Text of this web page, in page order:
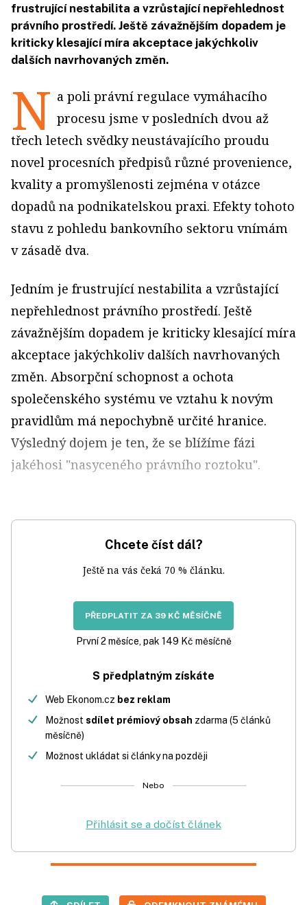
frustrující nestabilita a vzrůstající nepřehlednost
právního prostředí. Ještě závažnějším dopadem je
kriticky klesající míra akceptace jakýchkoliv
dalších navrhovaných změn.
N a poli právní regulace vymáhacího
procesu jsme v posledních dvou až
třech letech svědky neustávajícího proudu
novel procesních předpisů různé provenience,
kvality a promyšlenosti zejména v otázce
dopadů na podnikatelskou praxi. Efekty tohoto
stavu z pohledu bankovního sektoru vnímám
v zásadě dva.
Jedním je frustrující nestabilita a vzrůstající
nepřehlednost právního prostředí. Ještě
závažnějším dopadem je kriticky klesající míra
akceptace jakýchkoliv dalších navrhovaných
změn. Absorpční schopnost a ochota
společenského systému ve vztahu k novým
pravidlům má nepochybně určité hranice.
Výsledný dojem je ten, že se blížíme fázi
jakéhosi "nasyceného právního roztoku".
Chcete číst dál?
Ještě na vás čeká 70 % článku.
PŘEDPLATIT ZA 39 KČ MĚSÍČNĚ
První 2 měsíce, pak 149 Kč měsíčně
S předplatným získáte
Web Ekonom.cz bez reklam
Možnost sdílet prémiový obsah zdarma (5 článků
měsíčně)
Možnost ukládat si články na později
Nebo
Přihlásit se a dočíst článek